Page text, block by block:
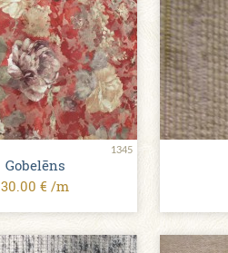
1345
Gobelēns
30.00 € /m